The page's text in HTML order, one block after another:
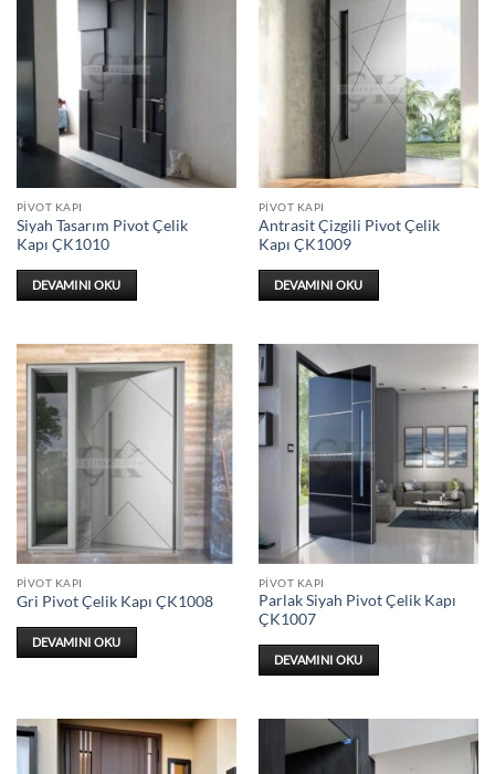
PIVOT KAPI
Siyah Tasarım Pivot Çelik
Kapı ÇK1010
DEVAMINI OKU
PIVOT KAPI
Antrasit Çizgili Pivot Çelik
Kapı ÇK1009
DEVAMINI OKU
PIVOT KAPI
Gri Pivot Çelik Kapı ÇK1008
DEVAMINI OKU
PIVOT KAPI
Parlak Siyah Pivot Çelik Kapı
ÇK1007
DEVAMINI OKU